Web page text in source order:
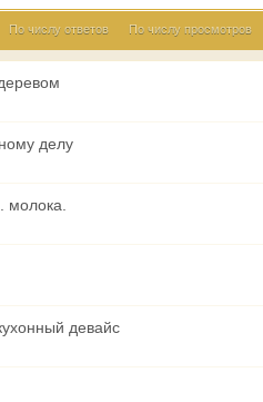
По числу ответов По числу просмотров
делу
молока.
девайс